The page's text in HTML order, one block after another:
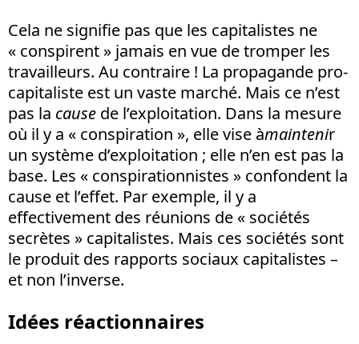
Cela ne signifie pas que les capitalistes ne
« conspirent » jamais en vue de tromper les
travailleurs. Au contraire ! La propagande pro-
capitaliste est un vaste marché. Mais ce n’est
pas la cause de l’exploitation. Dans la mesure
où il y a « conspiration », elle vise àmaintenir
un système d’exploitation ; elle n’en est pas la
base. Les « conspirationnistes » confondent la
cause et l’effet. Par exemple, il y a
effectivement des réunions de « sociétés
secrètes » capitalistes. Mais ces sociétés sont
le produit des rapports sociaux capitalistes –
et non l’inverse.
Idées réactionnaires